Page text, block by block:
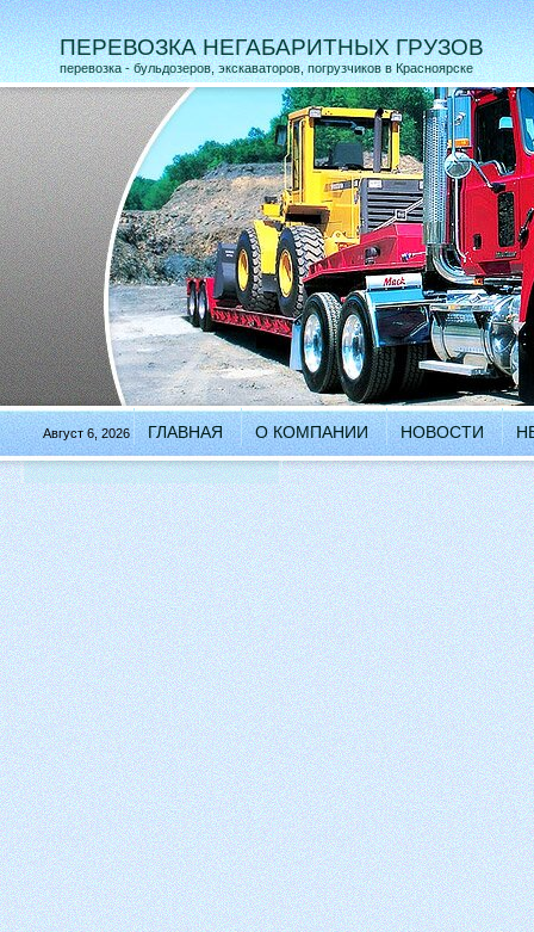
ПЕРЕВОЗКА НЕГАБАРИТНЫХ ГРУЗОВ
перевозка - бульдозеров, экскаваторов, погрузчиков в Красноярске
Август 6, 2026 ГЛАВНАЯ О КОМПАНИИ НОВОСТИ